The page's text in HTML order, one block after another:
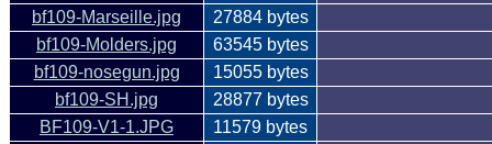
bf109-Marseille.jpg
27884 bytes
bf109-Molders.jpg
63545 bytes
bf109-nosegun.jpg
15055 bytes
bf109-SH.jpg
28877 bytes
BF109-V1-1.JPG
11579 bytes